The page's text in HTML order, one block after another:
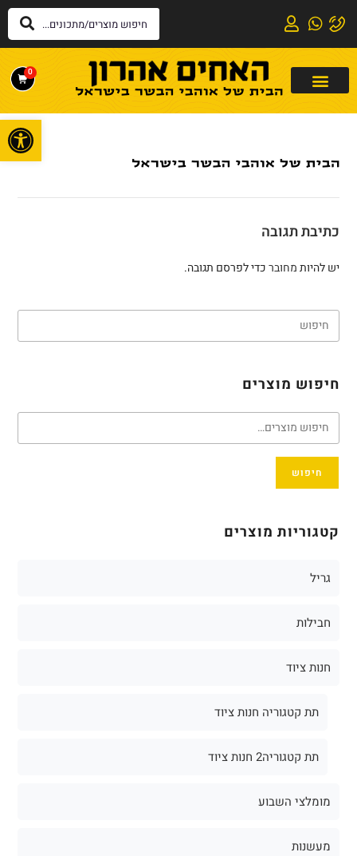
0
כתיבת תגובה
יש להיותמחוברכדי לפרסם תגובה.
חיפוש מוצרים
חיפוש
קטגוריות מוצרים
גריל
חבילות
חנות ציוד
תת קטגוריה חנות ציוד
תת קטגוריה2 חנות ציוד
מומלצי השבוע
מעשנות